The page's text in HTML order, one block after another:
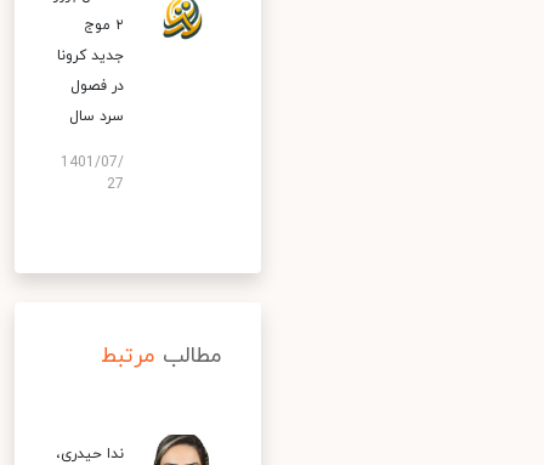
۲ موج
جدید کرونا
در فصول
سرد سال
1401/07/
27
مطالب مرتبط
ندا حیدری،